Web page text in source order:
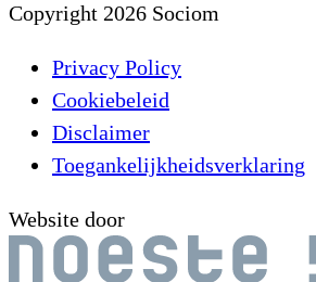
Copyright 2026 Sociom
Privacy Policy
Cookiebeleid
Disclaimer
Toegankelijkheidsverklaring
Website door